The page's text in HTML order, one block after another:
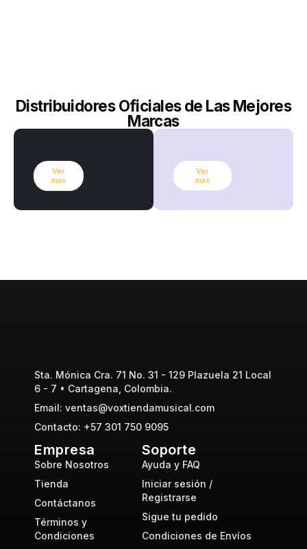
Distribuidores Oficiales de Las Mejores
Marcas
Ver
más
Ver
más
Sta. Mónica Cra. 71 No. 31 - 129 Plazuela 21 Local
6 - 7 • Cartagena, Colombia.
Email: ventas@voxtiendamusical.com
Contacto: +57 301 750 9095
Empresa
Sobre Nosotros
Tienda
Contáctanos
Términos y
Condiciones
Soporte
Ayuda y FAQ
Iniciar sesión /
Registrarse
Sigue tu pedido
Condiciones de Envíos